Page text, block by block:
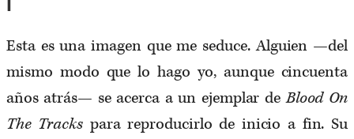
Esta es una imagen que me seduce. Alguien —del
mismo modo que lo hago yo, aunque cincuenta
años atrás— se acerca a un ejemplar deBlood On
The Tracks para reproducirlo de inicio a fin. Su